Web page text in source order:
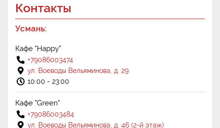
Контакты
Усмань:
Кафе "Happy"
+79086003474
ул. Воеводы Вельяминова, д. 29
10:00 - 23:00
Кафе "Green"
+79086003484
ул. Воеводы Вельяминова, д. 46 (2-й этаж)